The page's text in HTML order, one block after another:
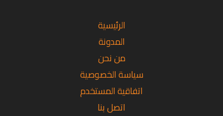
الرئيسية
المدونة
من نحن
سياسة الخصوصية
اتفاقية المستخدم
اتصل بنا